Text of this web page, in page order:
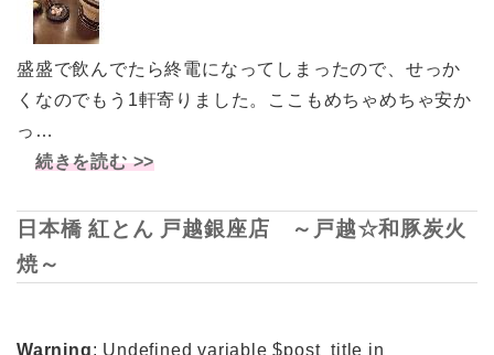
盛盛で飲んでたら終電になってしまったので、せっか
くなのでもう1軒寄りました。ここもめちゃめちゃ安か
っ…
続きを読む >>
日本橋 紅とん 戸越銀座店 ～戸越☆和豚炭火
焼～
Warning: Undefined variable $post_title in